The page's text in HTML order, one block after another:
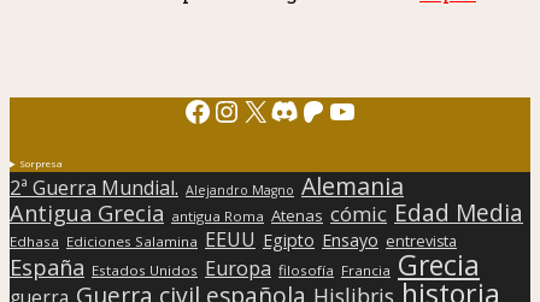
Facebook
Instagram
X Discord
Patreon
YouTube
Sorpresa
2ª Guerra Mundial. Alejandro Magno Alemania
Antigua Grecia antigua Roma Atenas cómic Edad Media
Edhasa Ediciones Salamina EEUU Egipto Ensayo entrevista
España Estados Unidos Europa filosofía Francia Grecia
historia